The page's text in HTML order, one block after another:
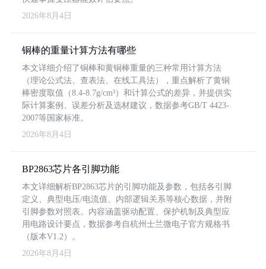
2026年8月4日
铜棒的重量计算方法有哪些
本文详细介绍了铜棒和黄铜棒重量的三种常用计算方法
（理论公式法、查表法、在线工具法），重点解析了黄铜
棒密度取值（8.4-8.7g/cm³）和计算公式的差异，并提供实
际计算案例、误差分析及选材建议，数据参考GB/T 4423-
2007等国家标准。
2026年8月4日
BP2863芯片各引脚功能
本文详细解析BP2863芯片的引脚功能及参数，包括各引脚
定义、典型电压/电流值、内部逻辑关系等核心数据，并附
引脚参数对照表。内容涵盖驱动配置、保护机制及典型应
用电路设计要点，数据参考自杭州士兰微电子官方规格书
（版本V1.2）。
2026年8月4日